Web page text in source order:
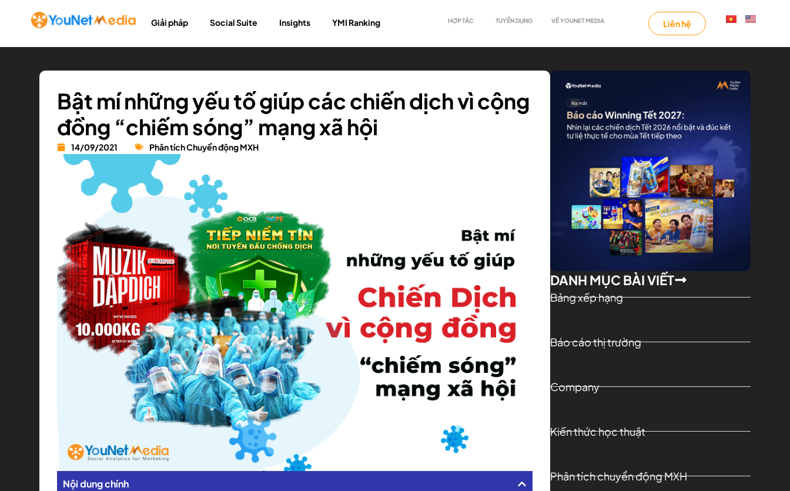
Giải pháp Social Suite Insights YMI Ranking HỢP TÁC TUYỂN DỤNG VỀ YOUNET MEDIA Liên hệ
Bật mí những yếu tố giúp các chiến dịch vì cộng
đồng “chiếm sóng” mạng xã hội
14/09/2021 Phân tích Chuyển động MXH
Nội dung chính
DANH MỤC BÀI VIẾT
Bảng xếp hạng
Báo cáo thị trường
Company
Kiến thức học thuật
Phân tích chuyển động MXH